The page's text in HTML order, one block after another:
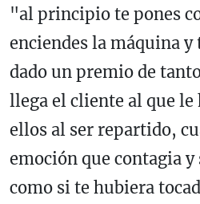
"al principio te pones
enciendes la máquina y
dado un premio de
llega el cliente al que le
ellos al ser repartido,
emoción que contagia
como si te hubiera